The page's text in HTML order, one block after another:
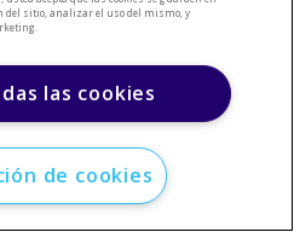
del sitio, analizar el uso del mismo, y
las cookies
de cookies